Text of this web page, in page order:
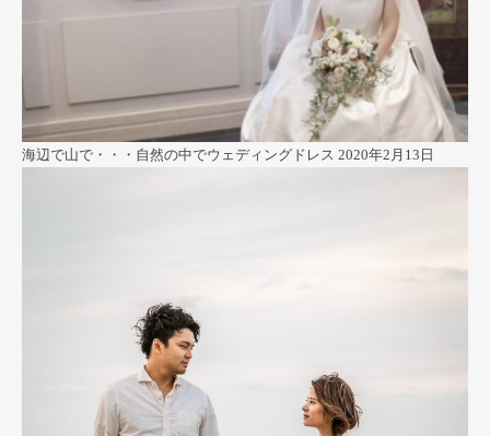
海辺で山で・・・自然の中でウェディングドレス 2020年2月13日